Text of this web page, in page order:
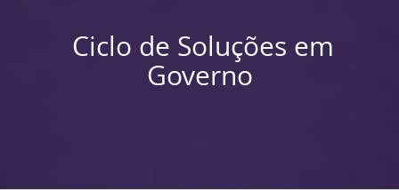
Ciclo de Soluções em
Governo